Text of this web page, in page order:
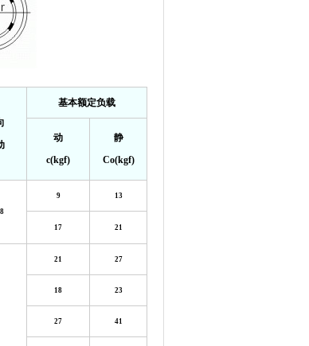
基本额定负载
动
c(kgf)
静
Co(kgf)
9 13
17 21
21 27
18 23
27 41